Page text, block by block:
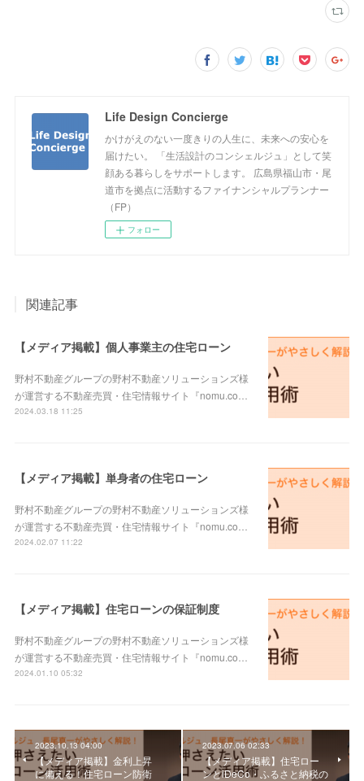
Life Design Concierge
かけがえのない一度きりの人生に、未来への安心を
届けたい。 「生活設計のコンシェルジュ」として笑
顔ある暮らしをサポートします。 広島県福山市・尾
道市を拠点に活動するファイナンシャルプランナー
（FP）
フォロー
関連記事
【メディア掲載】個人事業主の住宅ローン
野村不動産グループの野村不動産ソリューションズ様
が運営する不動産売買・住宅情報サイト『nomu.co…
2024.03.18 11:25
【メディア掲載】単身者の住宅ローン
野村不動産グループの野村不動産ソリューションズ様
が運営する不動産売買・住宅情報サイト『nomu.co…
2024.02.07 11:22
【メディア掲載】住宅ローンの保証制度
野村不動産グループの野村不動産ソリューションズ様
が運営する不動産売買・住宅情報サイト『nomu.co…
2024.01.10 05:32
2023.10.13 04:00
【メディア掲載】金利上昇
に備える！住宅ローン防衛
2023.07.06 02:33
【メディア掲載】住宅ロー
ンとiDeCo・ふるさと納税の